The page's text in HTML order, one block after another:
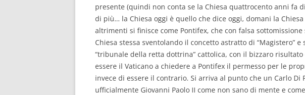
presente (quindi non conta se la Chiesa quattrocento anni fa
di più… la Chiesa oggi è quello che dice oggi, domani la
altrimenti si finisce come Pontifex, che con falsa
Chiesa stessa sventolando il concetto astratto di “Magistero”
“tribunale della retta dottrina” cattolica, con il bizzaro
essere il Vaticano a chiedere a Pontifex il permesso per le
invece di essere il contrario. Si arriva al punto che un Carlo Di
ufficialmente Giovanni Paolo II come non sano di mente e